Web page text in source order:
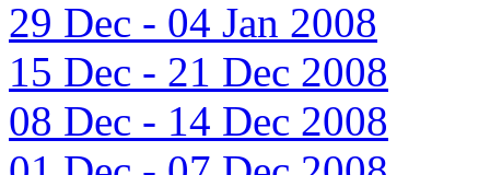
29 Dec - 04 Jan 2008
15 Dec - 21 Dec 2008
08 Dec - 14 Dec 2008